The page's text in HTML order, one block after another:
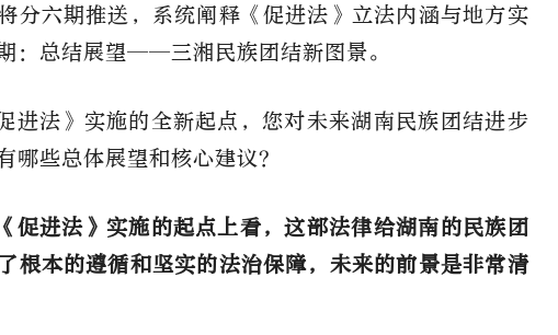
分六期推送，系统阐释《促进法》立法内涵与地方实
： 总结展望——三湘民族团结新图景。
进法》 实施的全新起点，您对未来湖南民族团结进步
哪些总体展望和核心建议？
《促进法》 实施的起点上看，这部法律给湖南的民族团
根本的遵循和坚实的法治保障，未来的前景是非常清